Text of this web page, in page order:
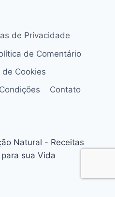
de Privacidade
de Comentário
de Cookies
Contato
Natural - Receitas
sua Vida